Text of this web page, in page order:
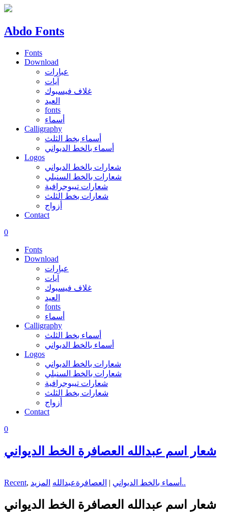
Abdo Fonts
Fonts
Download
عبارات
آيات
غلاف فيسبوك
العيد
fonts
أسماء
Calligraphy
أسماء بخط الثلث
أسماء بالخط الديواني
Logos
شعارات بالخط الديواني
شعارات بالخط السنبلي
شعارات تيبوجرافية
شعارات بخط الثلث
أزواج
Contact
0
Fonts
Download
عبارات
آيات
غلاف فيسبوك
العيد
fonts
أسماء
Calligraphy
أسماء بخط الثلث
أسماء بالخط الديواني
Logos
شعارات بالخط الديواني
شعارات بالخط السنبلي
شعارات تيبوجرافية
شعارات بخط الثلث
أزواج
Contact
0
شعار اسم عبدالله العصافرة الخط الديواني
Recent, أسماء بالخط الديواني | العصافرةعبدالله المزيد..
شعار اسم عبدالله العصافرة الخط الديواني